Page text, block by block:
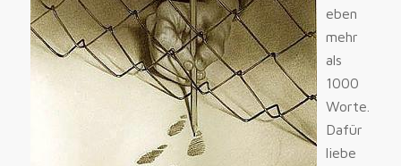
eben
mehr
als
1000
Worte.
Dafür
liebe